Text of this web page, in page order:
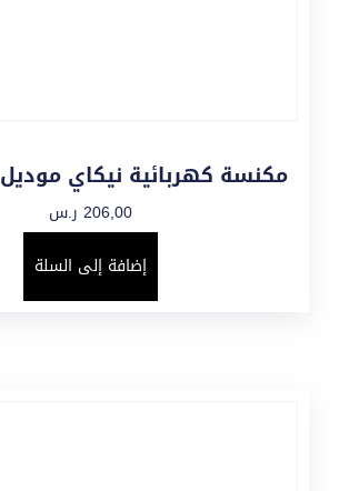
مكنسة كهربائية نيكاي موديل NVC350TX
206,00 ر.س
إضافة إلى السلة